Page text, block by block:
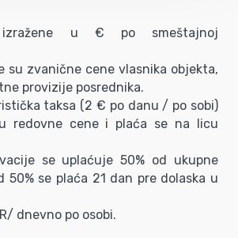
u € po smeštajnoj
su zvanične cene vlasnika objekta,
provizije posrednika.
taksa (2 € po danu / po sobi)
redovne cene i plaća se na licu
se uplaćuje 50% od ukupne
50% se plaća 21 dan pre dolaska u
dnevno po osobi.